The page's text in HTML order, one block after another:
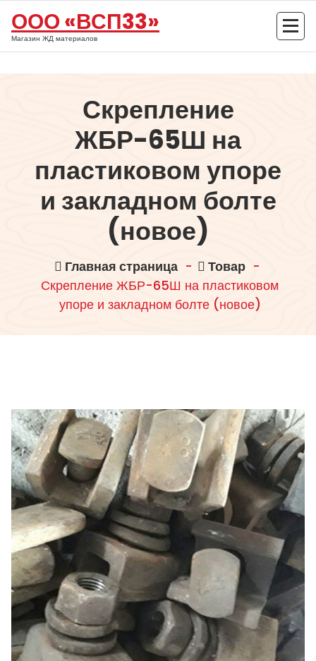
содержимому
ООО «ВСП33»
Магазин ЖД материалов
Скрепление
ЖБР-65Ш на
пластиковом упоре
и закладном болте
(новое)
Главная страница- Товар-
Скрепление ЖБР-65Ш на пластиковом
упоре и закладном болте (новое)